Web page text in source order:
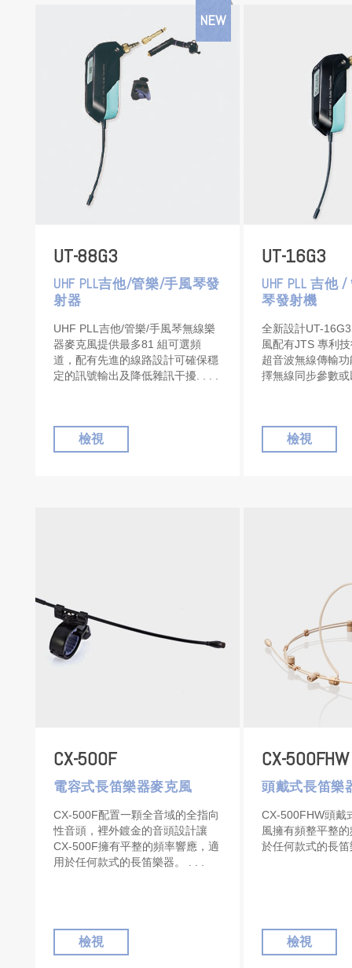
UT-88G3
NEW
UHF PLL吉他/管樂/手風琴發
射器
UHF PLL吉他/管樂/手風琴無線樂
器麥克風提供最多81 組可選頻
道，配有先進的線路設計可確保穩
定的訊號輸出及降低雜訊干擾.
檢視
UT-16G3
UHF PLL 吉他
琴發射機
全新設計UT-
風配有JTS 專利
超音波無線傳輸
擇無線同步參數
檢視
CX-500F
電容式長笛樂器麥克風
CX-500F配置一顆全音域的全指向
性音頭，裡外鍍金的音頭設計讓
CX-500F擁有平整的頻率響應，適
用於任何款式的長笛樂器。
檢視
CX-500FHW
頭戴式長笛樂
CX-500FHW頭戴
風擁有頻整平整
於任何款式的長
檢視